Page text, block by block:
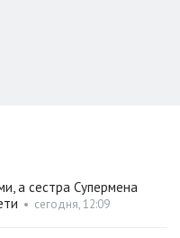
а сестра Супермена
• сегодня, 12:09